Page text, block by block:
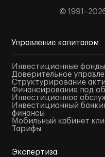
©
Управление капиталом
Инвестиционные фонды
Доверительное
Структурирование
Финансирование под
Инвестиционное
Инвестиционный
финансы
Мобильный кабинет
Тарифы
Экспертиза